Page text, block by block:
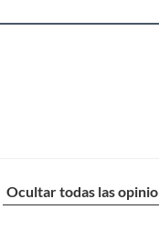
Ocultar todas las